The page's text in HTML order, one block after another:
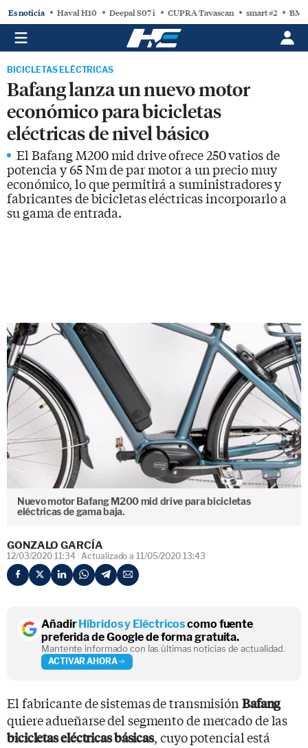
Es noticia Haval H10 Deepal S07 i CUPRA Tavascan smart #2
BICICLETAS ELÉCTRICAS
Bafang lanza un nuevo motor
económico para bicicletas
eléctricas de nivel básico
El Bafang M200 mid drive ofrece 250 vatios de
potencia y 65 Nm de par motor a un precio muy
económico, lo que permitirá a suministradores y
fabricantes de bicicletas eléctricas incorporarlo a
su gama de entrada.
Nuevo motor Bafang M200 mid drive para bicicletas
eléctricas de gama baja.
GONZALO GARCÍA
12/03/2020 11:34 Actualizado a 11/05/2020 13:43
AñadirHíbridos y Eléctricoscomo fuente
preferida de Google de forma gratuita.
Mantente informado con las últimas noticias de actualidad.
ACTIVAR AHORA
El fabricante de sistemas de transmisión Bafang
quiere adueñarse del segmento de mercado de las
bicicletas eléctricas básicas, cuyo potencial está